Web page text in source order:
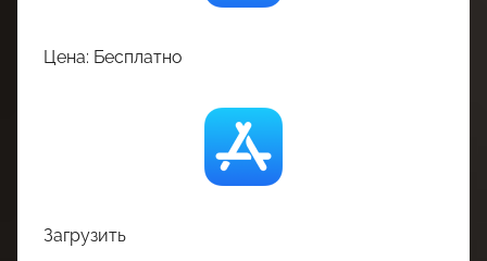
Цена: Бесплатно
Загрузить